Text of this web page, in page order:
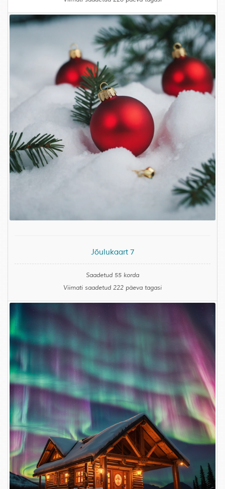
Jõulukaart 7
Saadetud 55 korda
Viimati saadetud 222 päeva tagasi